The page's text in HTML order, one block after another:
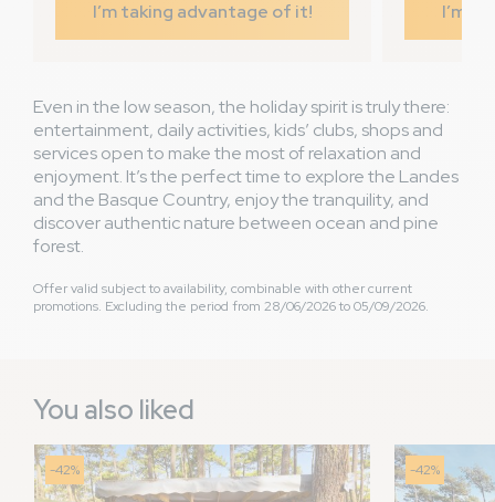
Avis hébergement
Tiene de todo y es muy acogedor
vez que vamos y repetiremos .
Cesar S Espagne 5,4/ 10
From 22/05/2024 to 25/05/2024
Family with child(ren)
Avis hébergement
La caseta
Avis général
I’m taking advantage of it! I’m
Even in the low season, the holiday spirit is truly there:
entertainment, daily activities, kids’ clubs, shops and
services open to make the most of relaxation and
enjoyment. It’s the perfect time to explore the Landes
and the Basque Country, enjoy the tranquility, and
discover authentic nature between ocean and pine
forest.
Offer valid subject to availability, combinable with other current
promotions. Excluding the period from 28/06/2026 to 05/09/2026.
You also liked
-42% -42%